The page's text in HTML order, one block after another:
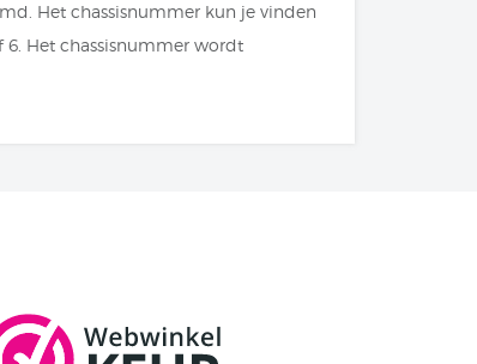
Het chassisnummer kun je vinden
Het chassisnummer wordt